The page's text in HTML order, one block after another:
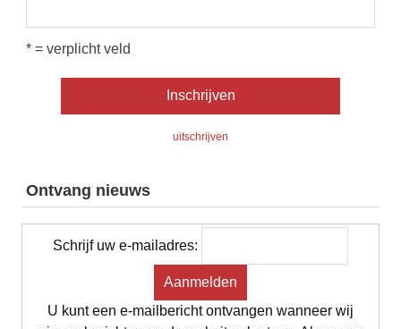
* = verplicht veld
uitschrijven
Ontvang nieuws
Schrijf uw e-mailadres:
U kunt een e-mailbericht ontvangen wanneer wij